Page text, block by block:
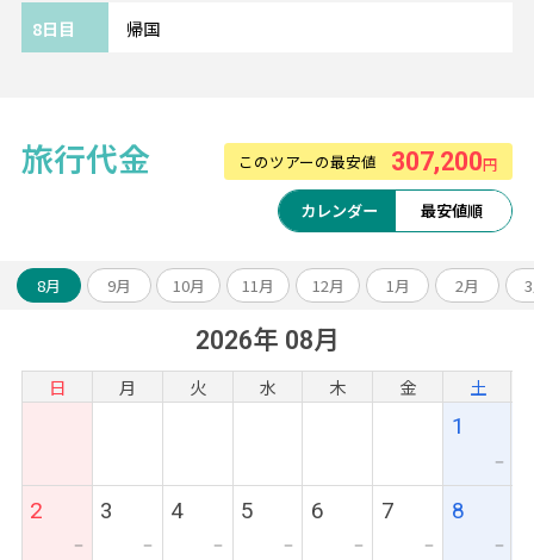
8日目 帰国
旅行代金 このツアーの最安値 307,200円
カレンダー 最安値順
8月 9月 10月 11月 12月 1月 2月
2026年 08月
日 月 火 水 木 金 土
1
ー
2
ー
3
ー
4
ー
5
ー
6
ー
7
ー
8
ー